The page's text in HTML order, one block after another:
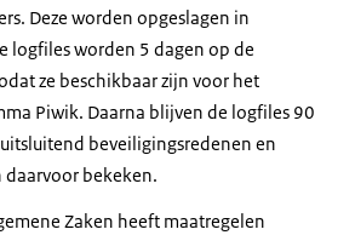
Deze worden opgeslagen in
logfiles worden 5 dagen op de
ze beschikbaar zijn voor het
Piwik. Daarna blijven de logfiles 90
beveiligingsredenen en
bekeken.
Zaken heeft maatregelen